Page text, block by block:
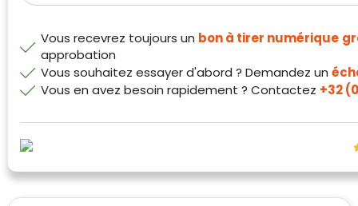
Vous recevrez toujours un bon à tirer numérique
approbation
Vous souhaitez essayer d'abord ? Demandez un
Vous en avez besoin rapidement ? Contactez +32
beoordelingsplatforms om
websitebezoekers toegang te geven tot
echte, geverifieerde beoordelingen op één
plaats.
richtlijnen van Trustindex en waarvan
meegeteld in de scores.
Trustindex meet voortdurend de
klanttevredenheid op basis van
beoordelingen. Minder dan 1% van de
website en de bedrijfsgegevens
onafhankelijk geverifieerd.